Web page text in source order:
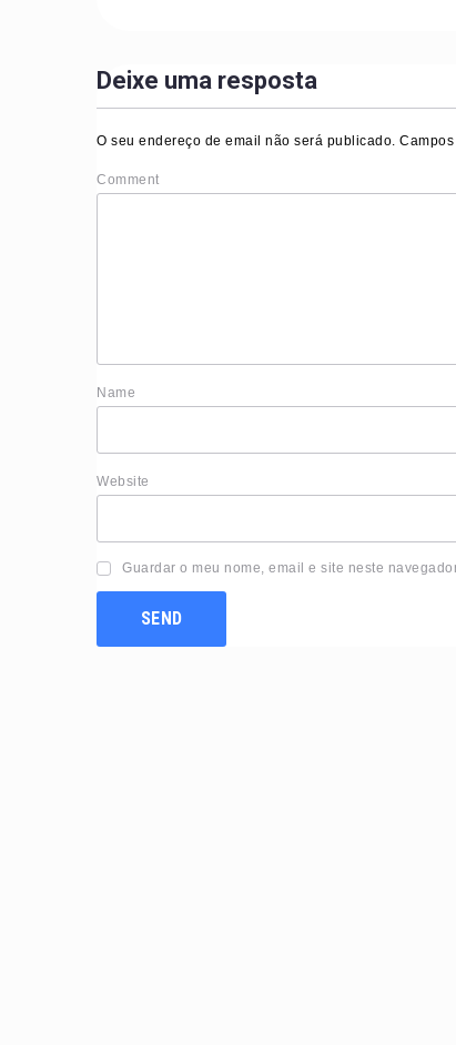
Deixe uma resposta
O seu endereço de email não será publicado.
Comment
Website
Guardar o meu nome, email e site neste